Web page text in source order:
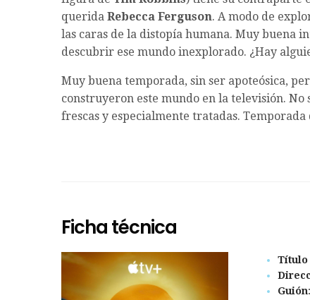
querida Rebecca Ferguson. A modo de
las caras de la distopía humana. Muy
descubrir ese mundo inexplorado. ¿Hay
Muy buena temporada, sin ser apoteósica,
construyeron este mundo en la televisión. No
frescas y especialmente tratadas.
Ficha técnica
Título
Guión